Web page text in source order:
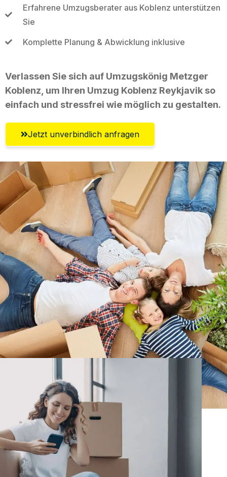
Erfahrene Umzugsberater aus Koblenz unterstützen
Sie
Komplette Planung & Abwicklung inklusive
Verlassen Sie sich auf Umzugskönig Metzger
Koblenz, um Ihren Umzug Koblenz Reykjavik so
einfach und stressfrei wie möglich zu gestalten.
Jetzt unverbindlich anfragen